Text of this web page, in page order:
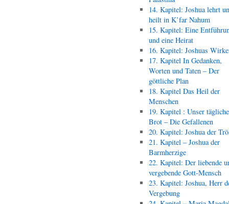
14. Kapitel: Joshua lehrt
heilt in K’far Nahum
15. Kapitel: Eine
und eine Heirat
16. Kapitel: Joshuas
17. Kapitel In Gedanken,
Worten und Taten – Der
göttliche Plan
18. Kapitel Das Heil der
Menschen
19. Kapitel : Unser
Brot – Die Gefallenen
20. Kapitel: Joshua der
21. Kapitel – Joshua der
Barmherzige
22. Kapitel: Der liebende
vergebende Gott-Mensch
23. Kapitel: Joshua, Herr
Vergebung